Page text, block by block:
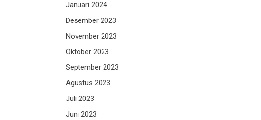
Januari 2024
Desember 2023
November 2023
Oktober 2023
September 2023
Agustus 2023
Juli 2023
Juni 2023